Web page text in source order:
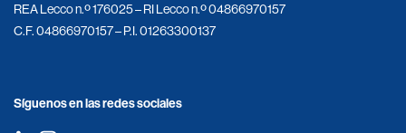
REA Lecco n.º 176025 – RI Lecco n.º 04866970157
C.F. 04866970157 – P.I. 01263300137
Síguenos en las redes sociales